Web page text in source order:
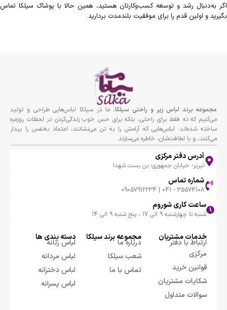
اگر به‌دنبال رشد و توسعه کسب‌وکارتان هستید، همین حالا با پوشاک سیلکا تماس
بگیرید و اولین قدم را برای موفقیت بلندمدت بردارید.
مجموعه برند لباس زير و راحتى سيلكا، ما در سیلکا لباس‌هایی طراحی و تولید
می‌کنیم که نه فقط برای راحتی، بلکه برای حس خوب زندگی‌کردن در لحظات روزمره
ساخته شده‌اند؛ لباس‌هایی که آرامش را به تن می‌نشانند، اعتماد به‌نفس را بیدار
می‌کنند، و با لطافت‌شان، خاطره می‌سازند.
آدرس دفتر مرکزی
تبریز- خیابان جمهوری- بن بست شهدا
شماره تماس
35574108 - 041 | 09057912234
ساعت کاری شوروم
شنبه تا چهارشنبه 9 الی 17 ، پنج شنبه 9 الی 14
خدمات مشتریان
ارتباط با دفتر
مرکزی
قوانین خرید
شکایات مشتریان
سوالات متداول
مجموعه برند سيلكا
درباره ما
شعب سیلکا
تماس با ما
دسته بندی ها
لباس زنانه
لباس مردانه
لباس دخترانه
لباس پسرانه